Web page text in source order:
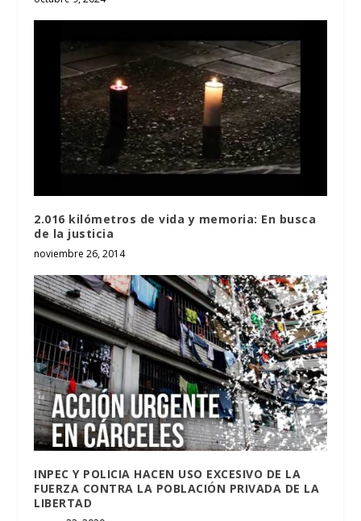
2.016 kilómetros de vida y memoria: En busca
de la justicia
noviembre 26, 2014
INPEC Y POLICIA HACEN USO EXCESIVO DE LA
FUERZA CONTRA LA POBLACIÓN PRIVADA DE LA
LIBERTAD